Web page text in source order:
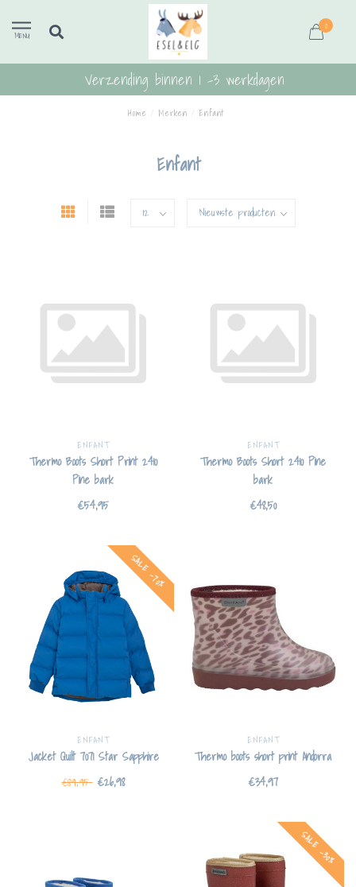
MENU
0
Verzending binnen 1 -3 werkdagen
Home Merken Enfant
Enfant
ENFANT
Thermo Boots Short Print 2410
Pine bark
€54,95
ENFANT
Thermo Boots Short 2410 Pine
bark
€48,50
SALE -70%
ENFANT
Jacket Quilt 7071 Star Sapphire
€89,95 €26,98
ENFANT
Thermo boots short print Andorra
€34,97
SALE -30%